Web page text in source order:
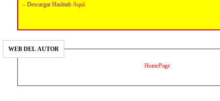
– Descargar Hashtab Aquí
WEB DEL AUTOR
HomePage